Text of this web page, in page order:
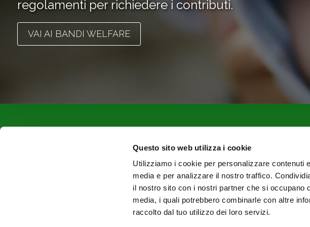
Questo sito web utilizza i cookie
Utilizziamo i cookie per personalizzare contenuti
media e per analizzare il nostro traffico.
il nostro sito con i nostri partner che si occupano
media, i quali potrebbero combinarle con altre
raccolto dal tuo utilizzo dei loro servizi.
regolamenti per richiedere i contributi.
VAI AI BANDI WELFARE
Servizi
Bandi Welfare
Apprendistato
RLST
Commissioni
Osservatorio